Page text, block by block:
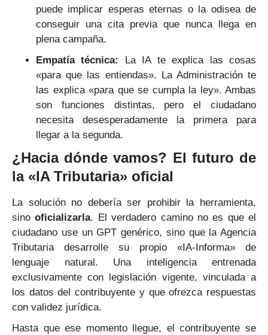
puede implicar esperas eternas o la odisea de
conseguir una cita previa que nunca llega en
plena campaña.
Empatía técnica:
La IA te explica las cosas
«para que las entiendas». La Administración te
las explica «para que se cumpla la ley». Ambas
son funciones distintas, pero el ciudadano
necesita desesperadamente la primera para
llegar a la segunda.
¿Hacia dónde vamos? El futuro de
la «IA Tributaria» oficial
La solución no debería ser prohibir la herramienta,
sinooficializarla. El verdadero camino no es que el
ciudadano use un GPT genérico, sino que la Agencia
Tributaria desarrolle su propio «IA-Informa» de
lenguaje natural. Una inteligencia entrenada
exclusivamente con legislación vigente, vinculada a
los datos del contribuyente y que ofrezca respuestas
con validez jurídica.
Hasta que ese momento llegue, el contribuyente se